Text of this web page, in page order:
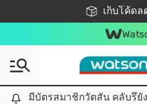
เก็บโค้ดล
ชอปออนไลน์ค
📦ส่ง
สมาชิก
มีบัตรสมาชิกวัตสัน คลับรึยั